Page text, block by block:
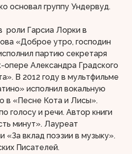
основал группу Ундервуд.
роли Гарсиа Лорки в
«Доброе утро, господин
партию секретаря
опере Александра Градского
В 2012 году в мультфильме
исполнил вокальную
в «Песне Кота и Лисы».
голосу и речи. Автор книги
минут». Лауреат
«За вклад поэзии в музыку».
Писателей.